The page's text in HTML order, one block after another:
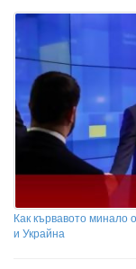
Как кървавото
и Украйна